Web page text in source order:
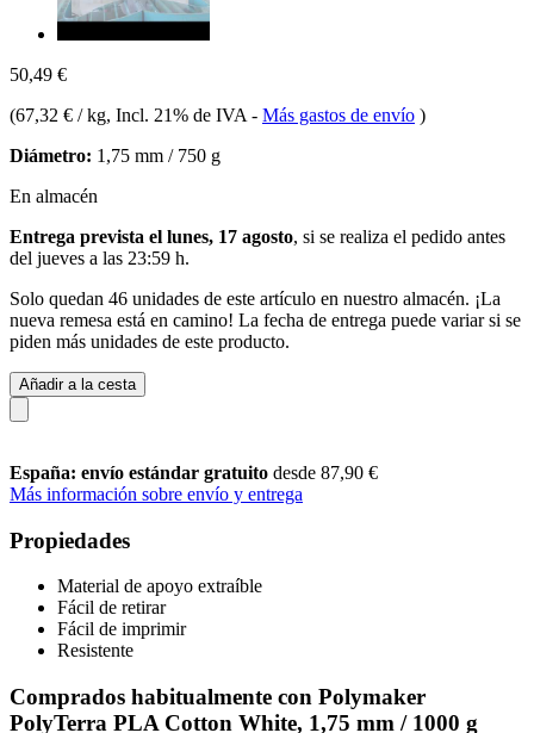
50,49 €
(67,32 € / kg, Incl. 21% de IVA - Más gastos de envío )
Diámetro: 1,75 mm / 750 g
En almacén
Entrega prevista el lunes, 17 agosto, si se realiza el pedido antes
del jueves a las 23:59 h.
Solo quedan 46 unidades de este artículo en nuestro almacén. ¡La
nueva remesa está en camino! La fecha de entrega puede variar si se
piden más unidades de este producto.
Añadir a la cesta
España: envío estándar gratuito desde 87,90 €
Más información sobre envío y entrega
Propiedades
Material de apoyo extraíble
Fácil de retirar
Fácil de imprimir
Resistente
Comprados habitualmente con Polymaker
PolyTerra PLA Cotton White, 1,75 mm / 1000 g